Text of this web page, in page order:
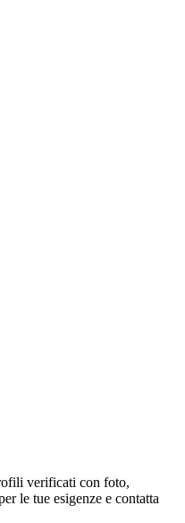
verificati con foto,
le tue esigenze e contatta